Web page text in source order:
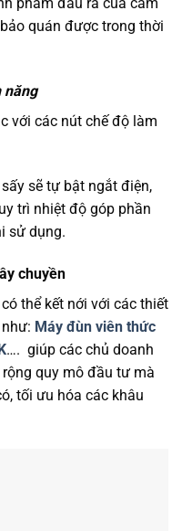
phẩm đầu ra của cám
quán được trong thời
năng
với các nút chế độ làm
sẽ tự bật ngắt điện,
trì nhiệt độ góp phần
sử dụng.
chuyền
thể kết nới với các thiết
Máy đùn viên thức
…. giúp các chủ doanh
quy mô đầu tư mà
tối ưu hóa các khâu